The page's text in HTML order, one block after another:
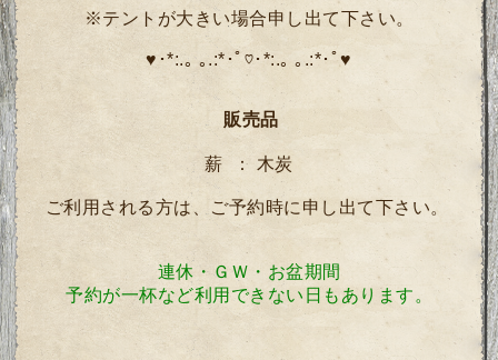
※テントが大きい場合申し出て下さい。
♥･*:.｡ ｡.:*･ﾟ♡･*:.｡ ｡.:*･ﾟ♥
販売品
薪 ： 木炭
ご利用される方は、ご予約時に申し出て下さい。
連休・ＧＷ・お盆期間
予約が一杯など利用できない日もあります。